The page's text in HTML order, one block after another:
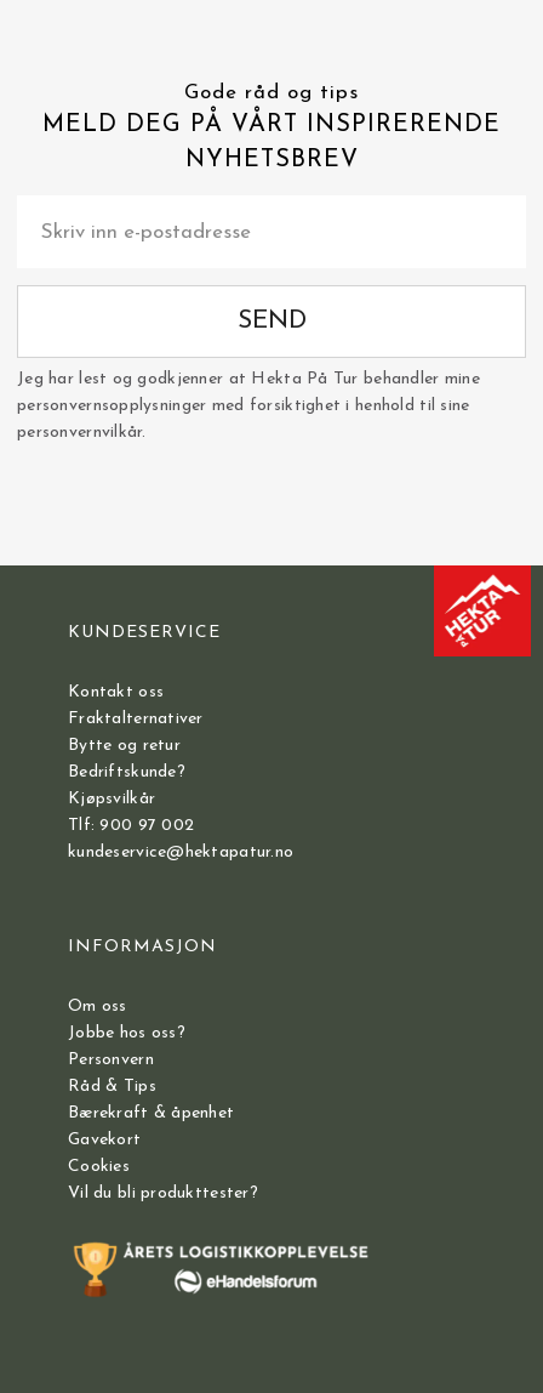
Gode råd og tips
MELD DEG PÅ VÅRT INSPIRERENDE
NYHETSBREV
SEND
Jeg har lest og godkjenner at Hekta På Tur behandler mine
personvernsopplysninger med forsiktighet i henhold til sine
personvernvilkår.
KUNDESERVICE
Kontakt oss
Fraktalternativer
Bytte og retur
Bedriftskunde?
Kjøpsvilkår
Tlf: 900 97 002
kundeservice@hektapatur.no
INFORMASJON
Om oss
Jobbe hos oss?
Personvern
Råd & Tips
Bærekraft & åpenhet
Gavekort
Cookies
Vil du bli produkttester?